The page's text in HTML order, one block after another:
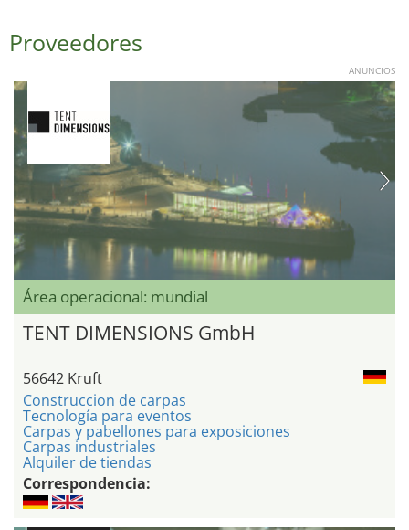
Proveedores
ANUNCIOS
Área operacional: mundial
TENT DIMENSIONS GmbH
56642 Kruft
Construccion de carpas
Tecnología para eventos
Carpas y pabellones para exposiciones
Carpas industriales
Alquiler de tiendas
Correspondencia: